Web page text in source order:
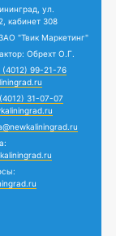
ул.
кабинет 308
"Твик Маркетинг"
Обрехт О.Г.
(4012) 99-21-76
31-07-07